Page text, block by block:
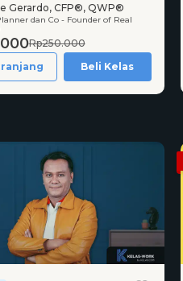
Gerardo, CFP®, QWP®
dan Co - Founder of Real
Rp250.000
Beli Kelas